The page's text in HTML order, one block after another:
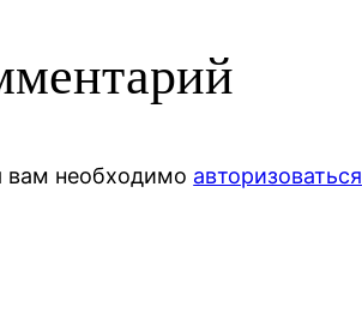
вам необходимо авторизоваться